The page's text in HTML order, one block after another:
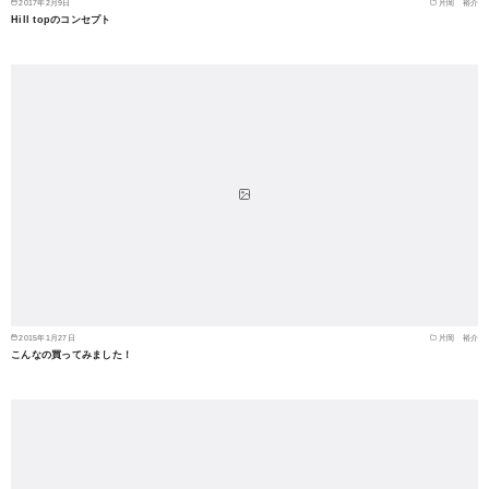
2017年2月9日 片岡 裕介
Hill topのコンセプト
2015年1月27日 片岡 裕介
こんなの買ってみました！